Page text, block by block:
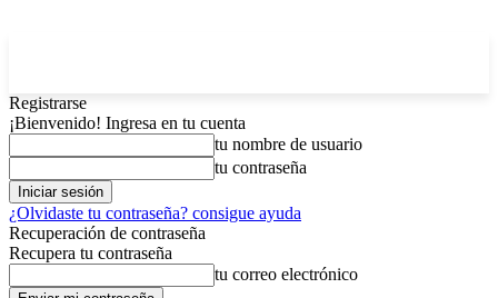
Registrarse
¡Bienvenido! Ingresa en tu cuenta
tu nombre de usuario
tu contraseña
¿Olvidaste tu contraseña? consigue ayuda
Recuperación de contraseña
Recupera tu contraseña
tu correo electrónico